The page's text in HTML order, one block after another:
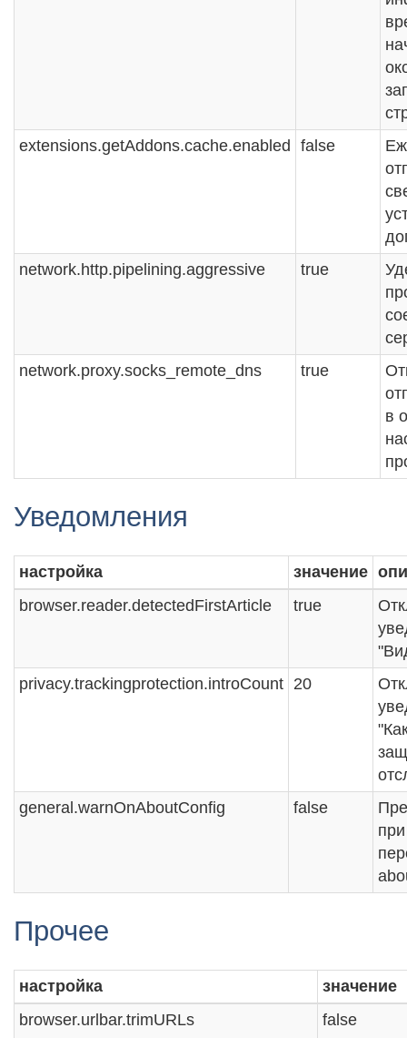
extensions.getAddons.cache.enabled false
network.http.pipelining.aggressive
true
network.proxy.socks_remote_dns
true
в
Уведомления
настройка значение
browser.reader.detectedFirstArticle
true
privacy.trackingprotection.introCount 20
general.warnOnAboutConfig
false
Прочее
настройка
значение
browser.urlbar.trimURLs
false